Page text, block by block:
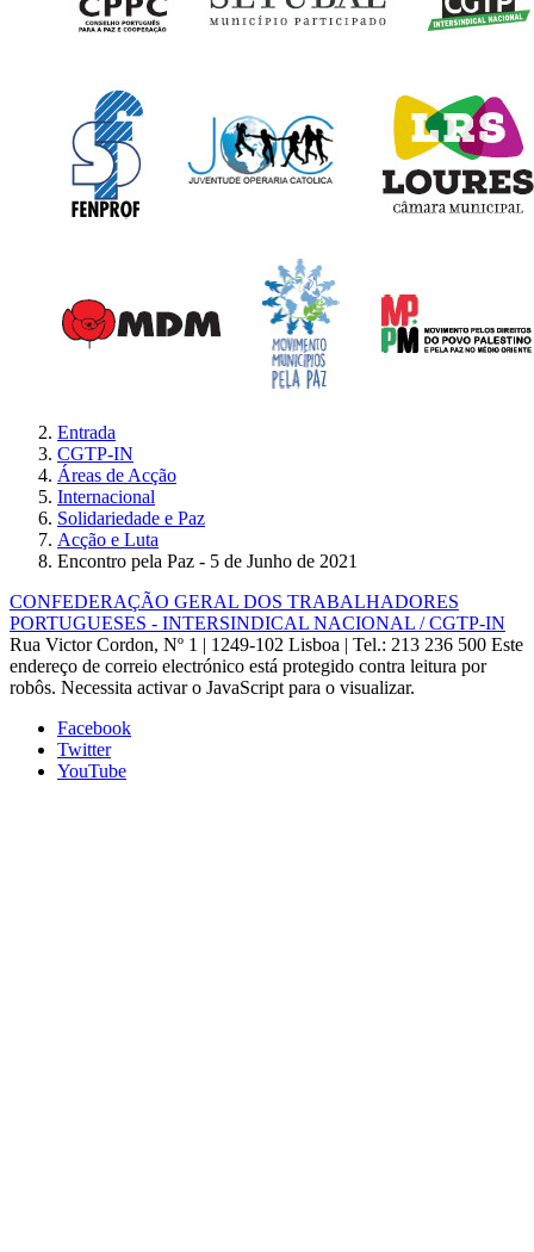
Entrada
CGTP-IN
Áreas de Acção
Internacional
Solidariedade e Paz
Acção e Luta
Encontro pela Paz - 5 de Junho de 2021
CONFEDERAÇÃO GERAL DOS TRABALHADORES
PORTUGUESES - INTERSINDICAL NACIONAL / CGTP-IN
Rua Victor Cordon, Nº 1 | 1249-102 Lisboa | Tel.: 213 236 500 Este
endereço de correio electrónico está protegido contra leitura por
robôs. Necessita activar o JavaScript para o visualizar.
Facebook
Twitter
YouTube